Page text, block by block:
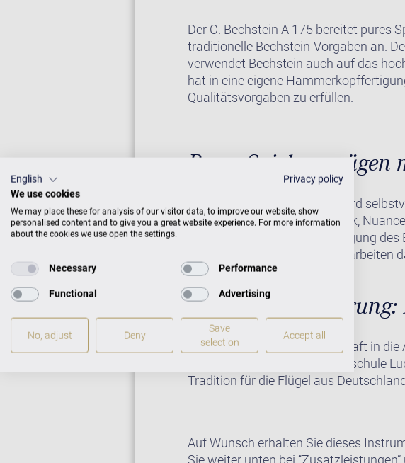
Der C. Bechstein A 175 bereitet pures
traditionelle Bechstein-Vorgaben an.
verwendet Bechstein auch auf das
hat in eine eigene
Qualitätsvorgaben zu erfüllen.
Pures
Der Bechstein-Flügel A 175 wird
gebaut. Präzision im Spielwerk,
Die hochkomplexe Grundfertigung
Bechstein Klavierbaumeister arbeiten
wird individuell erarbeitet.
C. Bechstein investiert dauerhaft in
Jahrgangsbesten der Meisterschule
Tradition für die Flügel aus
Auf Wunsch erhalten Sie dieses
Sie weiter unten bei
English
Privacy policy
We use cookies
We may place these for analysis of our visitor data, to improve our website, show
personalised content and to give you a great website experience. For more information
about the cookies we use open the settings.
Necessary Performance
Functional Advertising
No, adjust Deny
Save
selection
Accept all